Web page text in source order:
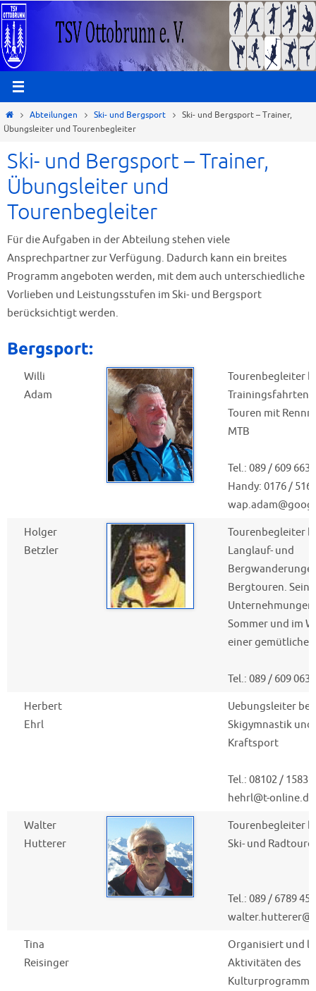
Zum
Inhalt
springen
StartAbteilungen Ski- und Bergsport
Ski- und Bergsport – Trainer,
Übungsleiter und Tourenbegleiter
Ski- und Bergsport – Trainer,
Übungsleiter und
Tourenbegleiter
Für die Aufgaben in der Abteilung stehen viele
Ansprechpartner zur Verfügung. Dadurch kann ein breites
Programm angeboten werden, mit dem auch unterschiedliche
Vorlieben und Leistungsstufen im Ski- und Bergsport
berücksichtigt werden.
Bergsport:
Willi
Adam
Tourenbegleiter
Trainingsfahrten
Touren mit
MTB
Tel.: 089 / 609 6639
Handy: 0176 /
Holger
Betzler
Tourenbegleiter
Langlauf- und
Bergtouren. Seine
Unternehmungen
Sommer und im
einer
Tel.: 089 / 609 0633
Herbert
Ehrl
Uebungsleiter bei
Skigymnastik und
Kraftsport
Tel.: 08102 / 1583
hehrl@t-online.de
Walter
Hutterer
Tourenbegleiter
Ski- und
Tel.: 089 / 6789 458
Tina
Reisinger
Organisiert und
Aktivitäten des